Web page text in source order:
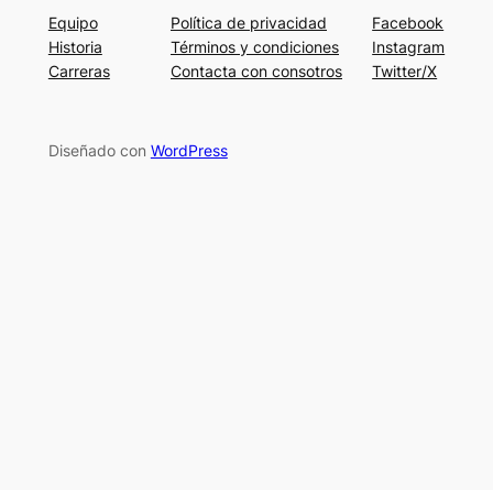
Equipo
Historia
Carreras
Política de privacidad
Términos y condiciones
Contacta con consotros
Facebook
Instagram
Twitter/X
Diseñado con WordPress